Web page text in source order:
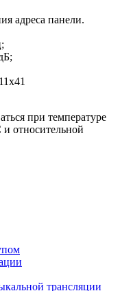
адреса панели.
при температуре
относительной
трансляции